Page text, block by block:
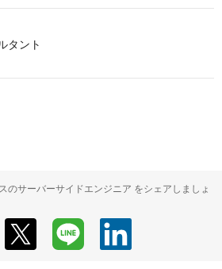
タント
のサーバーサイドエンジニア をシェアしましょ